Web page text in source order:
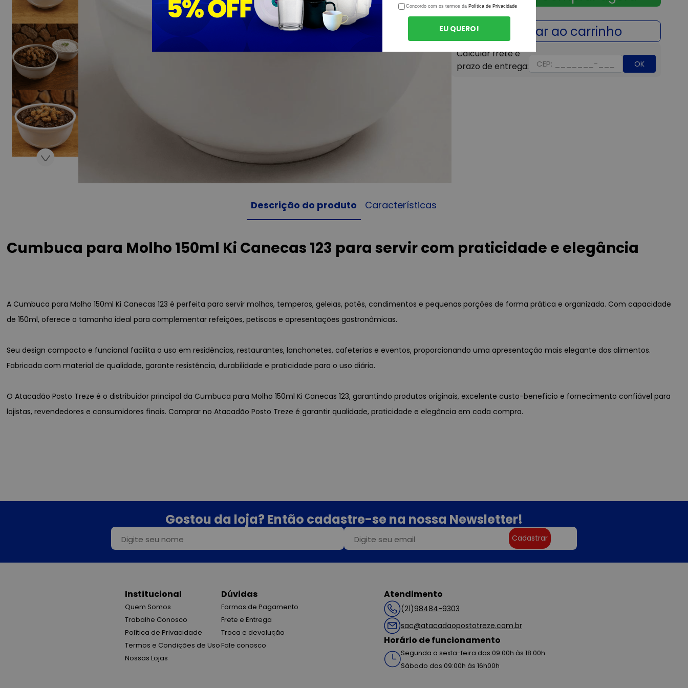
OK
Descrição do produto Características
Cumbuca para Molho 150ml Ki Canecas 123 para servir com praticidade e elegância
A Cumbuca para Molho 150ml Ki Canecas 123 é perfeita para servir molhos, temperos, geleias, patês, condimentos e pequenas porções de forma prática e organizada. Com capacidade
de 150ml, oferece o tamanho ideal para complementar refeições, petiscos e apresentações gastronômicas.
Seu design compacto e funcional facilita o uso em residências, restaurantes, lanchonetes, cafeterias e eventos, proporcionando uma apresentação mais elegante dos alimentos.
Fabricada com material de qualidade, garante resistência, durabilidade e praticidade para o uso diário.
O Atacadão Posto Treze é o distribuidor principal da Cumbuca para Molho 150ml Ki Canecas 123, garantindo produtos originais, excelente custo-benefício e fornecimento confiável para
lojistas, revendedores e consumidores finais. Comprar no Atacadão Posto Treze é garantir qualidade, praticidade e elegância em cada compra.
Gostou da loja? Então cadastre-se na nossa Newsletter!
Cadastrar
Institucional
Quem Somos
Trabalhe Conosco
Política de Privacidade
Termos e Condições de Uso
Nossas Lojas
Dúvidas
Formas de Pagamento
Frete e Entrega
Troca e devolução
Fale conosco
Atendimento
(21)98484-9303
sac@atacadaopostotreze.com.br
Horário de funcionamento
Segunda a sexta-feira das 09:00h às 18:00h
Sábado das 09:00h às 16h00h
Concordo com os termos da Política de Privacidade
EU QUERO!